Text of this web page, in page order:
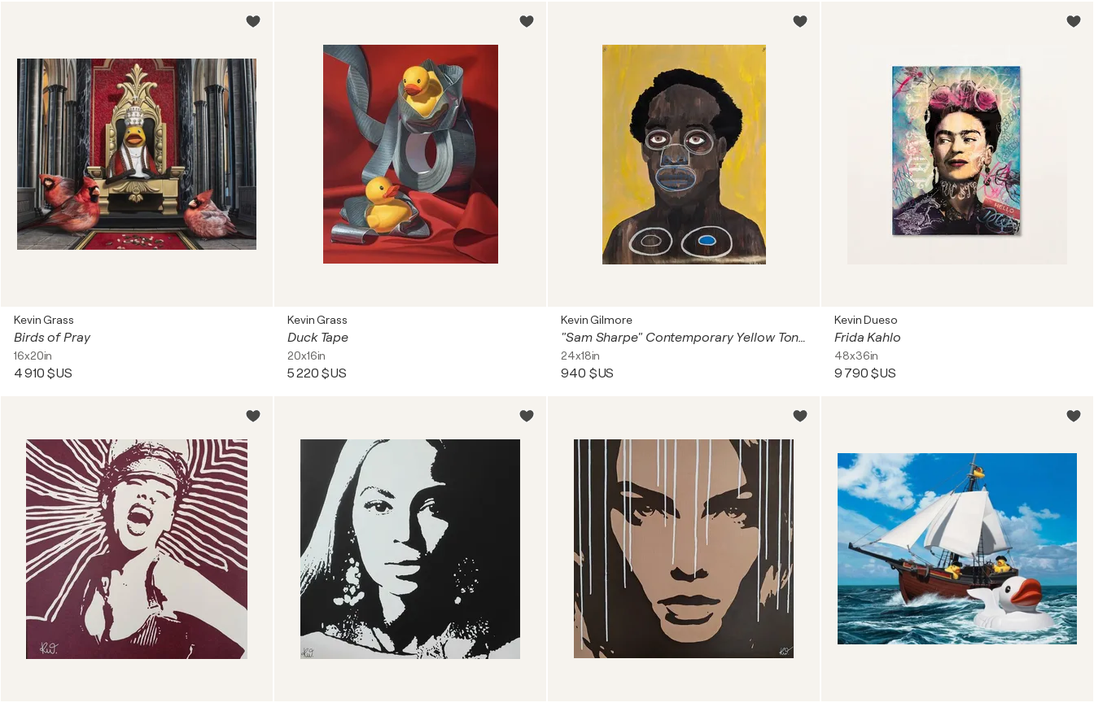
Kevin Grass
Birds of Pray
16x20in
4 910 $US
Kevin Grass
Duck Tape
20x16in
5 220 $US
Kevin Gilmore
"Sam Sharpe" Contemporary Yellow Toned Outsider Art Figurative Painting
24x18in
940 $US
Kevin Dueso
Frida Kahlo
48x36in
9 790 $US